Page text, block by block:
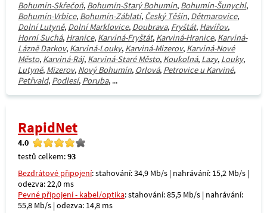
Bohumín-Skřečoň, Bohumín-Starý Bohumín, Bohumín-Šunychl,
Bohumín-Vrbice, Bohumín-Záblatí, Český Těšín, Dětmarovice,
Dolní Lutyně, Dolní Marklovice, Doubrava, Fryštát, Havířov,
Horní Suchá, Hranice, Karviná-Fryštát, Karviná-Hranice, Karviná-
Lázně Darkov, Karviná-Louky, Karviná-Mizerov, Karviná-Nové
Město, Karviná-Ráj, Karviná-Staré Město, Koukolná, Lazy, Louky,
Lutyně, Mizerov, Nový Bohumín, Orlová, Petrovice u Karviné,
Petřvald, Podlesí, Poruba, ...
RapidNet
4.0
testů celkem:93
Bezdrátové připojení: stahování: 34,9 Mb/s | nahrávání: 15,2 Mb/s |
odezva: 22,0 ms
Pevné připojení - kabel/optika: stahování: 85,5 Mb/s | nahrávání:
55,8 Mb/s | odezva: 14,8 ms